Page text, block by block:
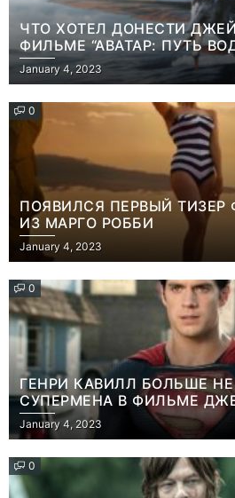
ЧТО ХОТЕЛ ДОНЕСТИ
ФИЛЬМЕ “АВАТАР: ПУТЬ
January 4, 2023
0
ПОЯВИЛСЯ ПЕРВЫЙ ТИЗЕР
ИЗ МАРГО РОББИ
January 4, 2023
0
ГЕНРИ КАВИЛЛ БОЛЬШЕ
СУПЕРМЕНА В ФИЛЬМЕ
January 4, 2023
0